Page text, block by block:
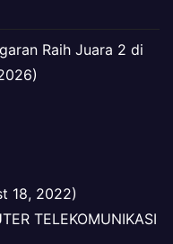
Raih Juara 2 di
18, 2022)
TELEKOMUNIKASI